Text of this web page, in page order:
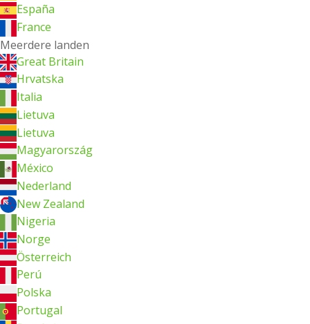
España
France
Meerdere landen
Great Britain
Hrvatska
Italia
Lietuva
Lietuva
Magyarország
México
Nederland
New Zealand
Nigeria
Norge
Österreich
Perú
Polska
Portugal